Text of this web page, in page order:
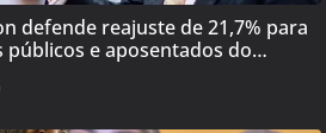
defende reajuste de 21,7% para
e aposentados do